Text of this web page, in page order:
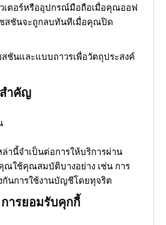
เตอร์หรืออุปกรณ์มือถือเมื่อคุณออฟ
สชันจะถูกลบทันทีเมื่อคุณปิด
สชันและแบบถาวรเพื่อวัตถุประสงค์
ำคัญ
านี้จำเป็นต่อการให้บริการผ่าน
ณใช้คุณสมบัติบางอย่าง เช่น การ
นการใช้งานบัญชีโดยทุจริต
ารยอมรับคุกกี้